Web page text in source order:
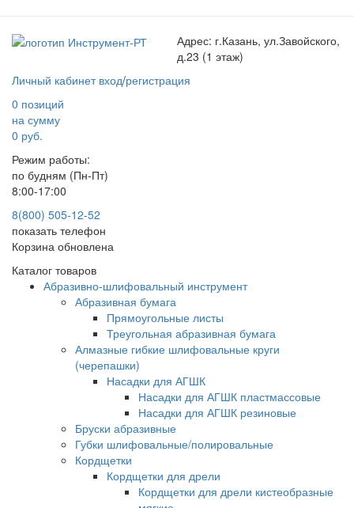
Адрес: г.Казань, ул.Завойского,
д.23 (1 этаж)
Личный кабинет вход/регистрация
0 позиций
на сумму
0 руб.
Режим работы:
по будням (Пн-Пт)
8:00-17:00
8(800) 505-12-52
показать телефон
Корзина обновлена
Каталог товаров
Абразивно-шлифовальный инструмент
Абразивная бумага
Прямоугольные листы
Треугольная абразивная бумага
Алмазные гибкие шлифовальные круги
(черепашки)
Насадки для АГШК
Насадки для АГШК пластмассовые
Насадки для АГШК резиновые
Бруски абразивные
Губки шлифовальные/полировальные
Кордщетки
Кордщетки для дрели
Кордщетки для дрели кистеобразные